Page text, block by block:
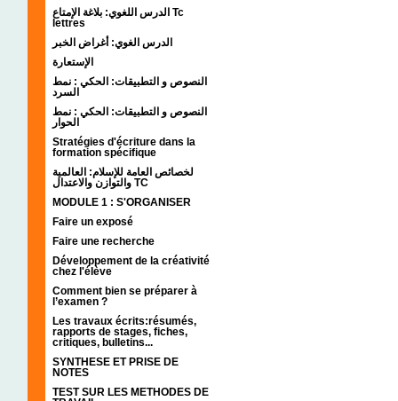
الدرس اللغوي: بلاغة الإمتاع Tc
lettres
الدرس الغوي: أغراض الخبر
الإستعارة
النصوص و التطبيقات: الحكي : نمط
السرد
النصوص و التطبيقات: الحكي : نمط
الحوار
Stratégies d'écriture dans la
formation spécifique
لخصائص العامة للإسلام: العالمية
والتوازن والاعتدال TC
MODULE 1 : S'ORGANISER
Faire un exposé
Faire une recherche
Développement de la créativité
chez l'élève
Comment bien se préparer à
l’examen ?
Les travaux écrits:résumés,
rapports de stages, fiches,
critiques, bulletins...
SYNTHESE ET PRISE DE
NOTES
TEST SUR LES METHODES DE